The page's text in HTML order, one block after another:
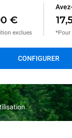
€
exclues *Pour
CONFIGURER